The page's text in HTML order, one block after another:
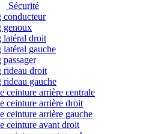
Sécurité
conducteur
genoux
latéral droit
latéral gauche
rideau droit
rideau gauche
ceinture arrière centrale
ceinture arrière droit
ceinture arrière gauche
ceinture avant droit